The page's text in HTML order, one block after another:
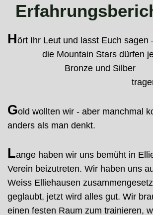
Hört Ihr Leut und lasst Euch sagen
die Mountain Stars dürfen
Bronze und Silber
Gold wollten wir - aber manchmal
anders als man denkt.
Lange haben wir uns bemüht in
Verein beizutreten. Wir haben uns
Weiss Elliehausen
geglaubt, jetzt wird alles gut. Wir
einen festen Raum zum trainieren,